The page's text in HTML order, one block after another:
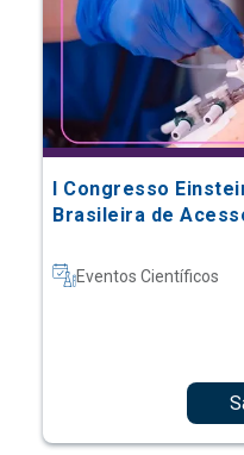
I Congresso
Brasileira de
Eventos Científicos